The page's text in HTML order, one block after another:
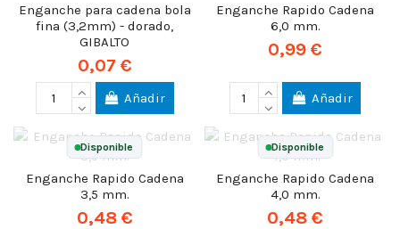
Enganche para cadena bola
fina (3,2mm) - dorado,
GIBALTO
0,07 €
Añadir
Enganche Rapido Cadena
6,0 mm.
0,99 €
Añadir
Disponible
Enganche Rapido Cadena
3,5 mm.
0,48 €
Disponible
Enganche Rapido Cadena
4,0 mm.
0,48 €